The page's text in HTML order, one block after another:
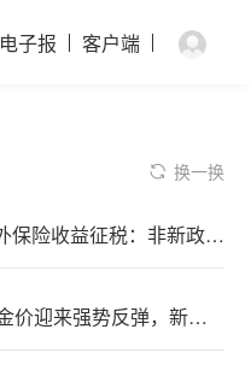
电子报 客户端
换一换
税务总局回应对境外保险收益征税：非新政策，无需过度解读
连续21个月增持！金价迎来强势反弹，新一轮上行窗口开启？